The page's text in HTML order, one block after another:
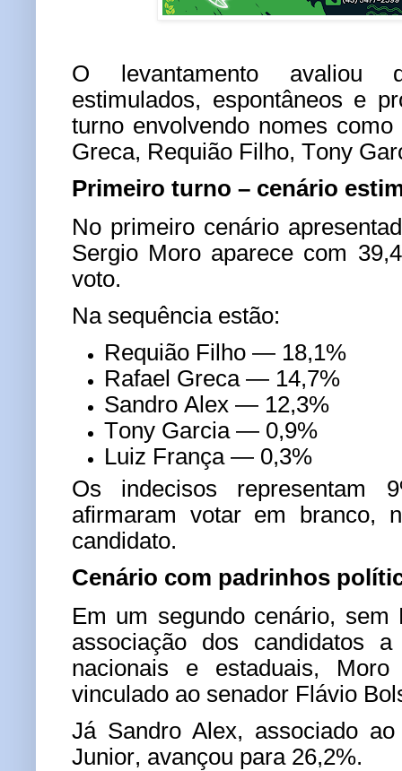
O levantamento avaliou
estimulados, espontâneos e
turno envolvendo nomes
Greca, Requião Filho, Tony
Primeiro turno – cenário
No primeiro cenário
Sergio Moro aparece com
voto.
Na sequência estão:
Requião Filho — 18,1%
Rafael Greca — 14,7%
Sandro Alex — 12,3%
Tony Garcia — 0,9%
Luiz França — 0,3%
Os indecisos representam
afirmaram votar em branco,
candidato.
Cenário com padrinhos
Em um segundo cenário, sem
associação dos candidatos
nacionais e estaduais,
vinculado ao senador Flávio
Já Sandro Alex, associado
Junior, avançou para 26,2%.